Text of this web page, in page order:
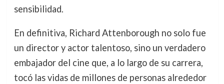
sensibilidad.
En definitiva, Richard Attenborough no solo fue
un director y actor talentoso, sino un verdadero
embajador del cine que, a lo largo de su carrera,
tocó las vidas de millones de personas alrededor